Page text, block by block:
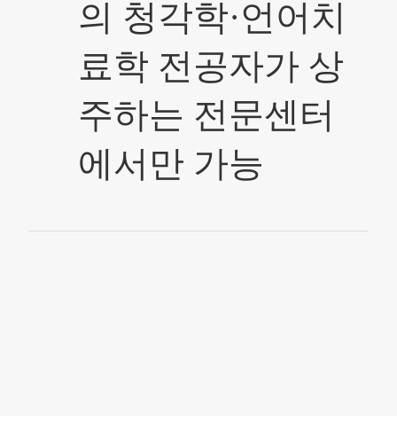
의 청각학·언어치
료학 전공자가 상
주하는 전문센터
에서만 가능